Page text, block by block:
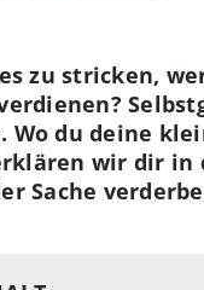
zu stricken,
Wo du deine
wir dir in
Sache